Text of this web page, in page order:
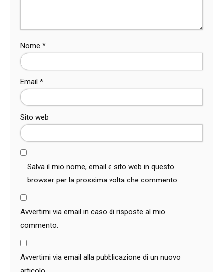
Nome *
Email *
Sito web
Salva il mio nome, email e sito web in questo
browser per la prossima volta che commento.
Avvertimi via email in caso di risposte al mio
commento.
Avvertimi via email alla pubblicazione di un nuovo